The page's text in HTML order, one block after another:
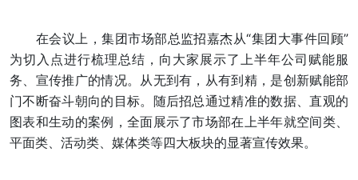
在会议上，集团市场部总监招嘉杰从“集团大事件回顾”
为切入点进行梳理总结，向大家展示了上半年公司赋能服
务、宣传推广的情况。从无到有，从有到精，是创新赋能部
门不断奋斗朝向的目标。随后招总通过精准的数据、直观的
图表和生动的案例，全面展示了市场部在上半年就空间类、
平面类、活动类、媒体类等四大板块的显著宣传效果。